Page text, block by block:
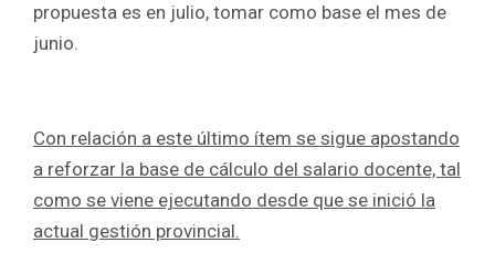
propuesta es en julio, tomar como base el mes de
junio.
Con relación a este último ítem se sigue apostando
a reforzar la base de cálculo del salario docente, tal
como se viene ejecutando desde que se inició la
actual gestión provincial.